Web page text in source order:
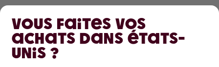
EN SAVOIR PLUS
AIDE
Vous faites vos
achats dans États-
Unis ?